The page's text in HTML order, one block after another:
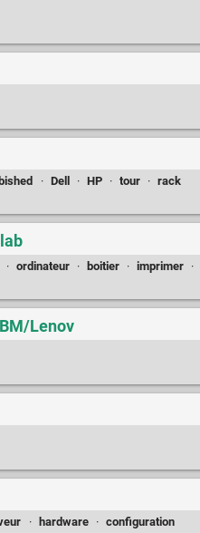
· Dell · HP · tour · rack
· ordinateur · boitier · imprimer ·
Lenov
· hardware · configuration